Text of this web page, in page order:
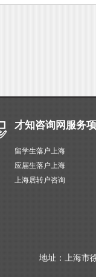
才知咨询网服务
留学生落户上海
应届生落户上海
上海居转户咨询
地址：上海市